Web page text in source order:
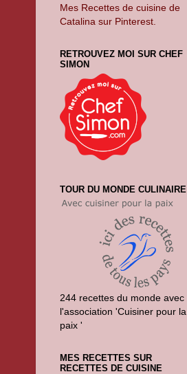
Mes Recettes de cuisine de
Catalina sur Pinterest.
RETROUVEZ MOI SUR CHEF
SIMON
TOUR DU MONDE CULINAIRE
244 recettes du monde avec
l'association 'Cuisiner pour la
paix '
MES RECETTES SUR
RECETTES DE CUISINE